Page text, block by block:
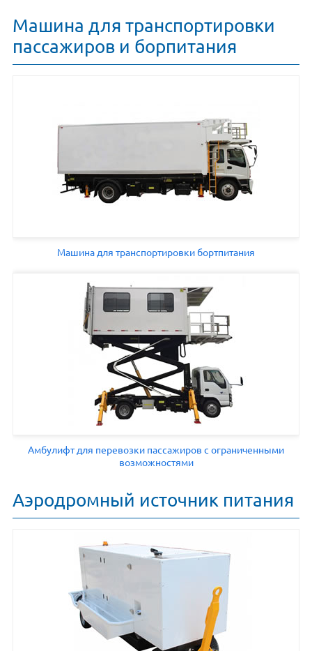
Машина для транспортировки
пассажиров и борпитания
Машина для транспортировки бортпитания
Амбулифт для перевозки пассажиров с ограниченными
возможностями
Аэродромный источник питания